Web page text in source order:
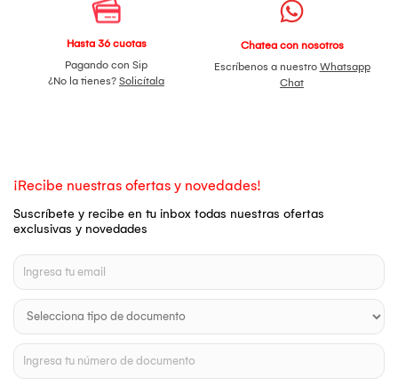
Hasta 36 cuotas
Pagando con Sip
¿No la tienes? Solicítala
Chatea con nosotros
Escríbenos a nuestro Whatsapp
Chat
¡Recibe nuestras ofertas y novedades!
Suscríbete y recibe en tu inbox todas nuestras ofertas
exclusivas y novedades